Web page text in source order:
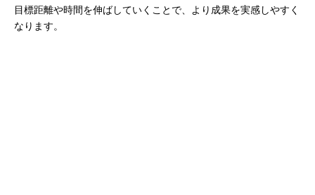
目標距離や時間を伸ばしていくことで、より成果を実感しやすく
なります。